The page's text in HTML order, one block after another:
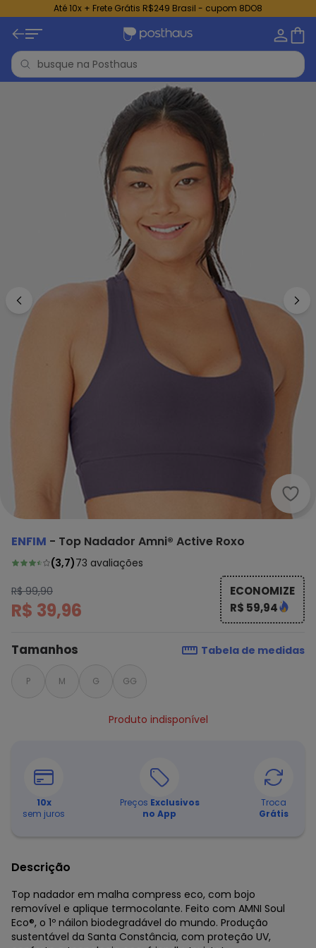
Até 10x + Frete Grátis R$249 Brasil - cupom 8DO8
ENFIM - Top Nadador Amni® Active Roxo
(3,7)73 avaliações
R$ 99,90
R$ 39,96
ECONOMIZE
R$ 59,94
Tamanhos Tabela de medidas
P M G GG
Produto indisponível
10x
sem juros
Preços Exclusivos
no App
Troca
Grátis
Descrição
Top nadador em malha compress eco, com bojo
removível e aplique termocolante. Feito com AMNI Soul
Eco®, o 1º náilon biodegradável do mundo. Produção
sustentável da Santa Constância, com proteção UV,